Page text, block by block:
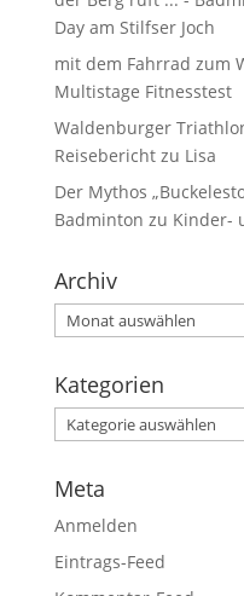
Day am Stilfser Joch
mit dem Fahrrad zum
Multistage Fitnesstest
Waldenburger
Reisebericht zu Lisa
Der Mythos
Badminton zu Kinder-
Archiv
Kategorien
Meta
Anmelden
Eintrags-Feed